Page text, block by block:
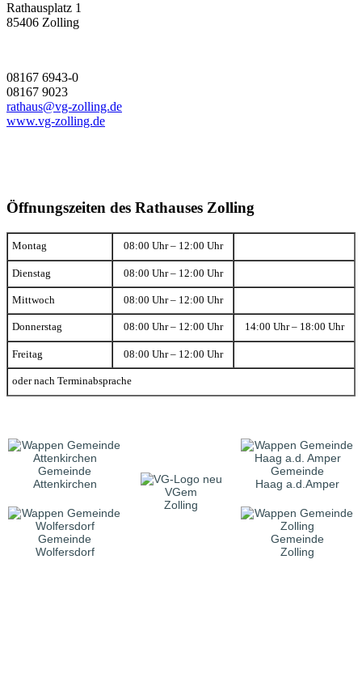
Rathausplatz 1
85406 Zolling
08167 6943-0
08167 9023
rathaus@vg-zolling.de
www.vg-zolling.de
Öffnungszeiten des Rathauses Zolling
Montag 08:00 Uhr – 12:00 Uhr
Dienstag 08:00 Uhr – 12:00 Uhr
Mittwoch 08:00 Uhr – 12:00 Uhr
Donnerstag 08:00 Uhr – 12:00 Uhr 14:00 Uhr – 18:00 Uhr
Freitag 08:00 Uhr – 12:00 Uhr
oder nach Terminabsprache
Gemeinde
Attenkirchen
VGem
Zolling
Gemeinde
Haag a.d.Amper
Gemeinde
Wolfersdorf
Gemeinde
Zolling